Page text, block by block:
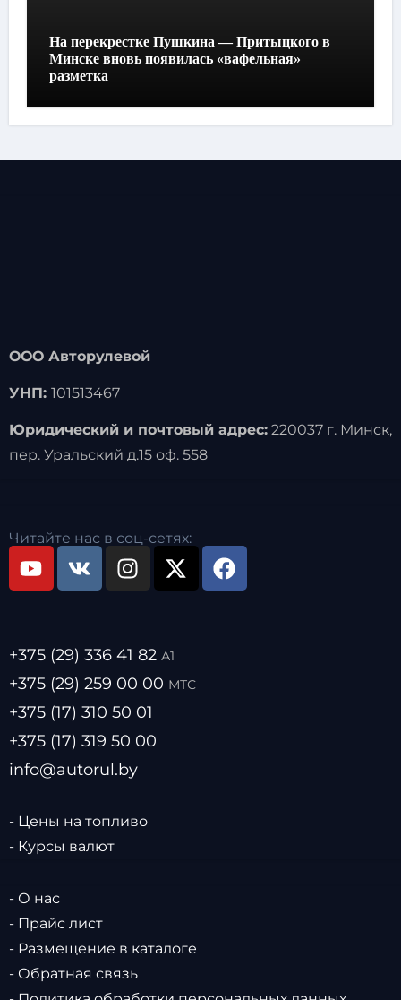
На перекрестке Пушкина — Притыцкого в
Минске вновь появилась «вафельная»
разметка
ООО Авторулевой
УНП: 101513467
Юридический и почтовый адрес:220037 г. Минск,
пер. Уральский д.15 оф. 558
Читайте нас в соц-сетях:
+375 (29) 336 41 82 А1
+375 (29) 259 00 00 МТС
+375 (17) 310 50 01
+375 (17) 319 50 00
info@autorul.by
- Цены на топливо
- Курсы валют
- О нас
- Прайс лист
- Размещение в каталоге
- Обратная связь